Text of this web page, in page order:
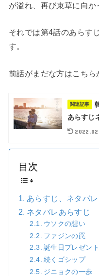
が溢れ、再び束草に向か
それでは第4話のあらす
す。
前話がまだな方はこちら
関連記事
あらすじ
目次
あらすじ、ネタバレ
ネタバレあらすじ
ウソクの想い
ファジンの罠
誕生日プレゼント
続くゴシップ
ジニョクの一歩